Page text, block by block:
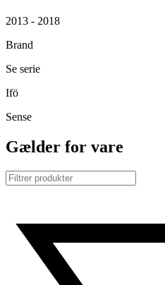
2013 - 2018
Brand
Se serie
Ifö
Sense
Gælder for vare